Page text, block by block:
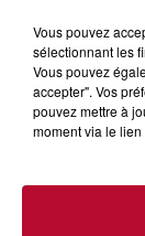
7 août 2026
DINER
Vous pouvez
sélectionnant les
Vous pouvez
accepter". Vos
pouvez mettre à
moment via le